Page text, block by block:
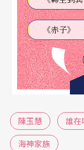
哥、人生被虛耗
來，「暫止」去。
尤涅斯科和貝克
沒名字的劇中人
此起彼落，不絕
好吧，我們可以簡
化，也可以是氛圍
《赤子》
陳玉慧 誰在
海神家族